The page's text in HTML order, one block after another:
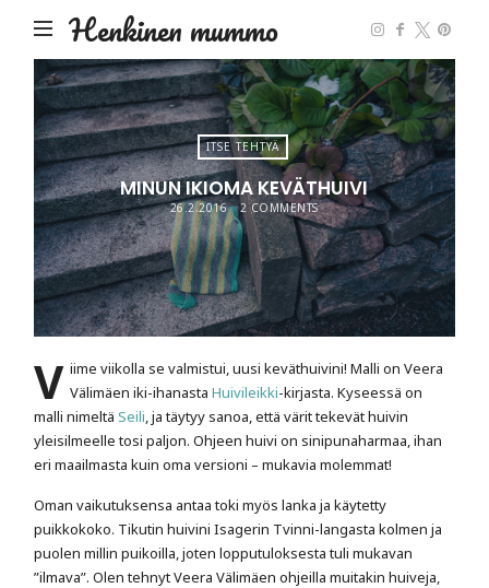
Henkinen mummo
ITSE TEHTYÄ
MINUN IKIOMA KEVÄTHUIVI
26.2.2016 2 COMMENTS
V iime viikolla se valmistui, uusi keväthuivini! Malli on Veera
Välimäen iki-ihanastaHuivileikki-kirjasta. Kyseessä on
malli nimeltäSeili, ja täytyy sanoa, että värit tekevät huivin
yleisilmeelle tosi paljon. Ohjeen huivi on sinipunaharmaa, ihan
eri maailmasta kuin oma versioni – mukavia molemmat!
Oman vaikutuksensa antaa toki myös lanka ja käytetty
puikkokoko. Tikutin huivini Isagerin Tvinni-langasta kolmen ja
puolen millin puikoilla, joten lopputuloksesta tuli mukavan
”ilmava”. Olen tehnyt Veera Välimäen ohjeilla muitakin huiveja,